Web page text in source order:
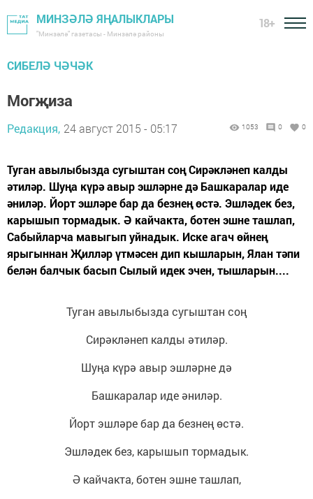
МИНЗӘЛӘ ЯҢАЛЫКЛАРЫ
"Минзәлә" газетасы - Минзәлә районы
18+
СИБЕЛӘ ЧӘЧӘК
Могҗиза
Редакция, 24 август 2015 - 05:17 1053 0 0
Туган авылыбызда сугыштан соң Сирәкләнеп калды
әтиләр. Шуңа күрә авыр эшләрне дә Башкаралар иде
әниләр. Йорт эшләре бар да безнең өстә. Эшләдек без,
карышып тормадык. Ә кайчакта, ботен эшне ташлап,
Сабыйларча мавыгып уйнадык. Иске агач өйнең
ярыгыннан Җилләр үтмәсен дип кышларын, Ялан тәпи
белән балчык басып Сылый идек эчен, тышларын....
Туган авылыбызда сугыштан соң
Сирәкләнеп калды әтиләр.
Шуңа күрә авыр эшләрне дә
Башкаралар иде әниләр.
Йорт эшләре бар да безнең өстә.
Эшләдек без, карышып тормадык.
Ә кайчакта, ботен эшне ташлап,